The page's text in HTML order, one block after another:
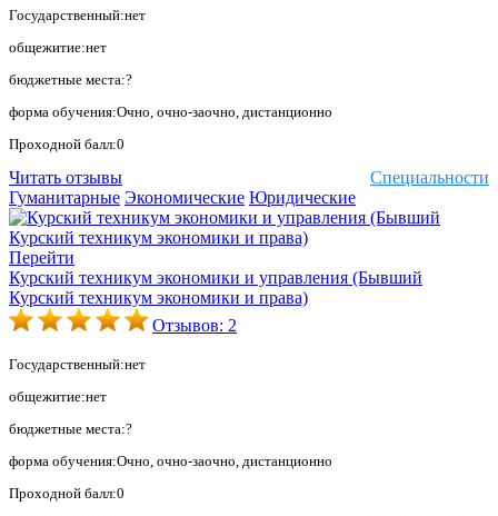
Государственный:нет
общежитие:нет
бюджетные места:?
форма обучения:Очно, очно-заочно, дистанционно
Проходной балл:0
Специальности
Читать отзывы
Гуманитарные Экономические Юридические
Перейти
Курский техникум экономики и управления (Бывший
Курский техникум экономики и права)
Отзывов: 2
Государственный:нет
общежитие:нет
бюджетные места:?
форма обучения:Очно, очно-заочно, дистанционно
Проходной балл:0